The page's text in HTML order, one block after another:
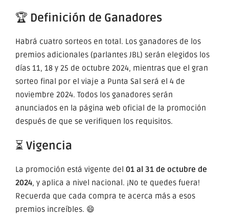
🏆 Definición de Ganadores
Habrá cuatro sorteos en total. Los ganadores de los
premios adicionales (parlantes JBL) serán elegidos los
días 11, 18 y 25 de octubre 2024, mientras que el gran
sorteo final por el viaje a Punta Sal será el 4 de
noviembre 2024. Todos los ganadores serán
anunciados en la página web oficial de la promoción
después de que se verifiquen los requisitos.
⏳ Vigencia
La promoción está vigente del 01 al 31 de octubre de
2024, y aplica a nivel nacional. ¡No te quedes fuera!
Recuerda que cada compra te acerca más a esos
premios increíbles. 😄